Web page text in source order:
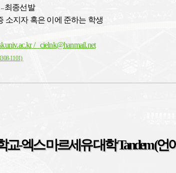
–최종선발
소지자 혹은 이에 준하는 학생
/ cielnk@hanmail.net
1101)
교-엑스 마르세유 대학 Tandem (언